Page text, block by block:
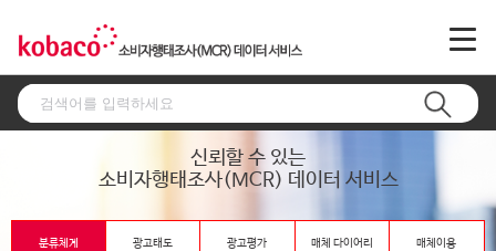
신뢰할 수 있는
소비자행태조사(MCR) 데이터 서비스
분류체계 광고태도 광고평가 매체 다이어리 매체이용